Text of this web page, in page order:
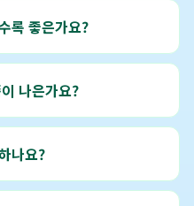
록 좋은가요?
나은가요?
나요?